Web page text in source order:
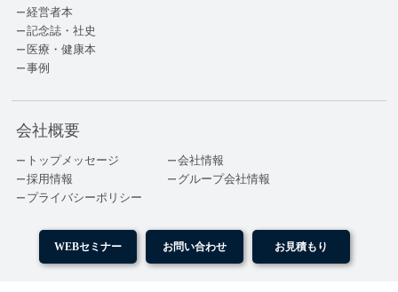
経営者本
記念誌・社史
医療・健康本
事例
会社概要
トップメッセージ
会社情報
採用情報
グループ会社情報
プライバシーポリシー
WEBセミナー お問い合わせ お見積もり